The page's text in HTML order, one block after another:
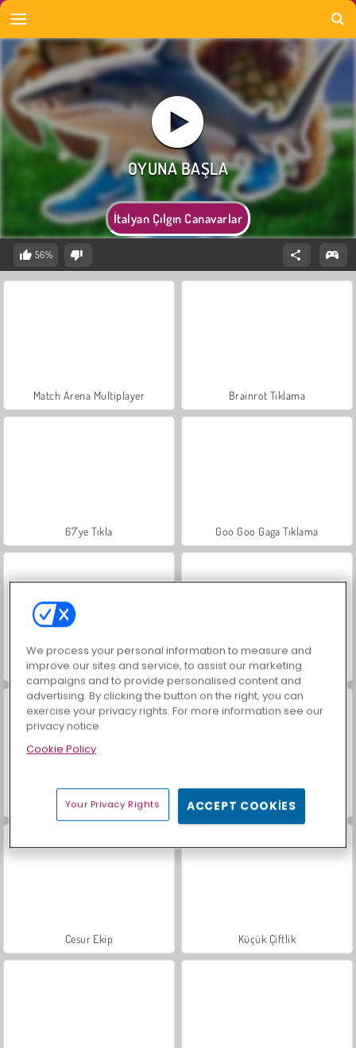
İtalyan Çılgın Canavarlar
56%
Match Arena Multiplayer Brainrot Tıklama
67'ye Tıkla Goo Goo Gaga Tıklama
Kapibara Evrimi Pinball Tıkla ve Birleştir
Sigma Çocuk: Müzikal Tıklama Tilki Fennec ve Tıklama Macerası
Cesur Ekip Küçük Çiftlik
We process your personal information to measure and
improve our sites and service, to assist our marketing
campaigns and to provide personalised content and
advertising. By clicking the button on the right, you can
exercise your privacy rights. For more information see our
privacy notice
Cookie Policy
Your Privacy Rights ACCEPT COOKIES